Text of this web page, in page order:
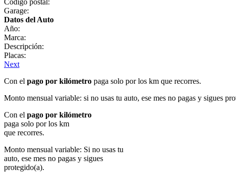
Garage:
Datos del Auto
Año:
Marca:
Descripción:
Placas:
Next
Con el pago por kilómetro paga solo por los km que recorres.
Monto mensual variable: si no usas tu auto, ese mes no pagas y sigues
Con el pago por kilómetro
paga solo por los km
que recorres.
Monto mensual variable: Si no usas tu
auto, ese mes no pagas y sigues
protegido(a).